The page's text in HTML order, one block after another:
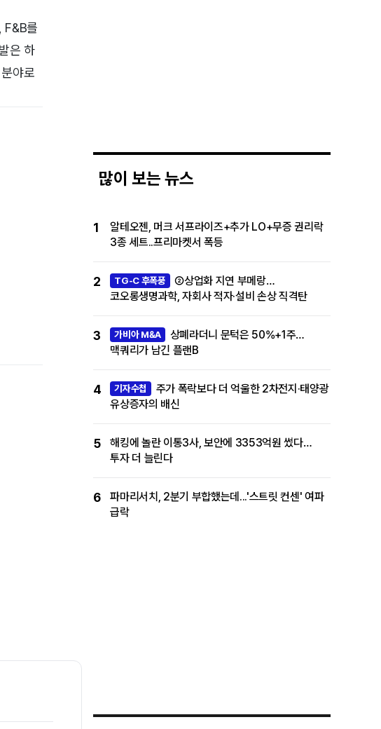
F&B를
은 하
야로
많이 보는 뉴스
1
알테오젠, 머크 서프라이즈+추가 LO+무증 권리락
3종 세트..프리마켓서 폭등
2 TG-C 후폭풍
②상업화 지연 부메랑…
코오롱생명과학, 자회사 적자·설비 손상 직격탄
3 가비아 M&A
상폐라더니 문턱은 50%+1주…
맥쿼리가 남긴 플랜B
4 기자수첩
주가 폭락보다 더 억울한 2차전지·태양광
유상증자의 배신
5
해킹에 놀란 이통3사, 보안에 3353억원 썼다…
투자 더 늘린다
6
파마리서치, 2분기 부합했는데...'스트릿 컨센' 여파
급락